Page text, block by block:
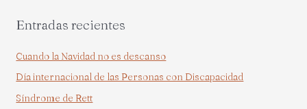
c
o
Entradas recientes
Cuando la Navidad no es descanso
Día internacional de las Personas con Discapacidad
Síndrome de Rett